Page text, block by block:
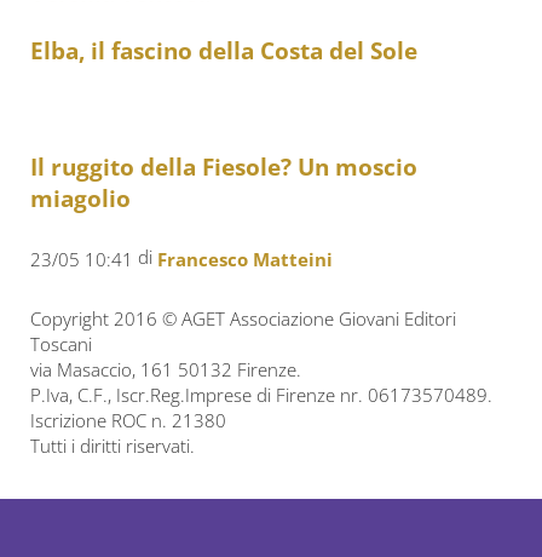
Elba, il fascino della Costa del Sole
Il ruggito della Fiesole? Un moscio
miagolio
23/05 10:41 di Francesco Matteini
Copyright 2016 © AGET Associazione Giovani Editori
Toscani
via Masaccio, 161 50132 Firenze.
P.Iva, C.F., Iscr.Reg.Imprese di Firenze nr. 06173570489.
Iscrizione ROC n. 21380
Tutti i diritti riservati.